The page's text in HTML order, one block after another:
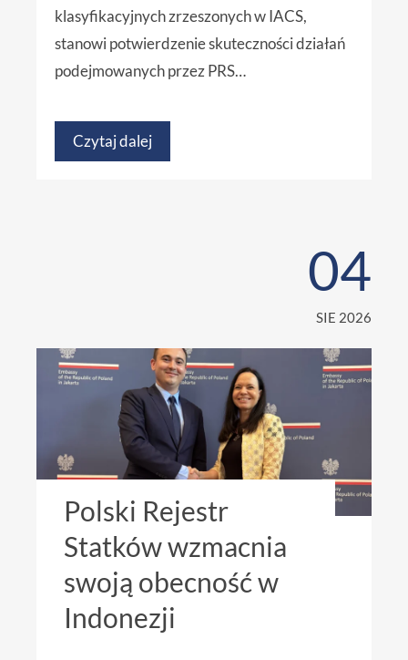
klasyfikacyjnych zrzeszonych w IACS,
stanowi potwierdzenie skuteczności działań
podejmowanych przez PRS…
Czytaj dalej
04
SIE 2026
Polski Rejestr
Statków wzmacnia
swoją obecność w
Indonezji